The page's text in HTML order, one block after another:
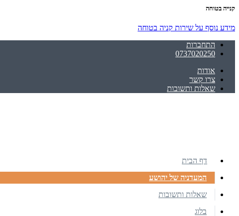
קנייה בטוחה
מידע נוסף על שירות קניה בטוחה
התחברות
0737020250
אודות
צרו קשר
שאלות ותשובות
דף הבית
המעדניה של יהושע
שאלות ותשובות
בלוג